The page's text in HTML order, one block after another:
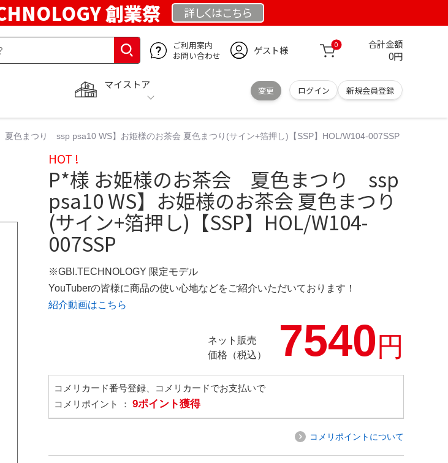
創業祭 詳しくはこちら
ご利用案内
お問い合わせ
ゲスト様 0 合計金額
0円
マイストア
変更 ログイン 新規会員登録
色まつり ssp psa10 WS】お姫様のお茶会 夏色まつり(サイン+箔押し)【SSP】HOL/W104-007SSP
HOT !
P*様 お姫様のお茶会 夏色まつり ssp
psa10 WS】お姫様のお茶会 夏色まつり
(サイン+箔押し)【SSP】HOL/W104-
007SSP
※GBI.TECHNOLOGY 限定モデル
YouTuberの皆様に商品の使い心地などをご紹介いただいております！
紹介動画はこちら
ネット販売
価格（税込）
7540円
コメリカード番号登録、コメリカードでお支払いで
コメリポイント ： 9ポイント獲得
コメリポイントについて